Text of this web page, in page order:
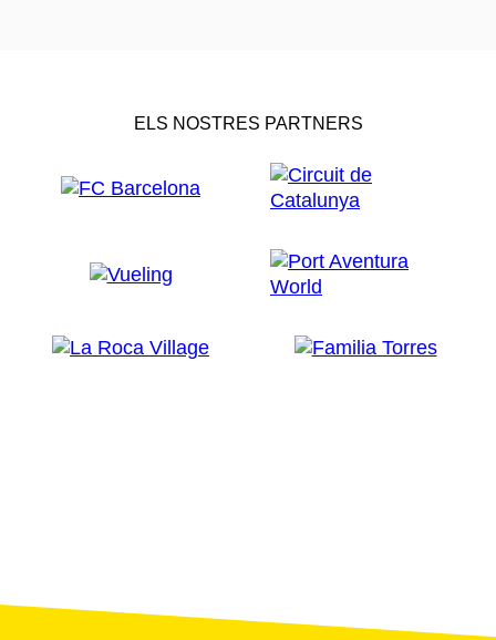
ELS NOSTRES PARTNERS